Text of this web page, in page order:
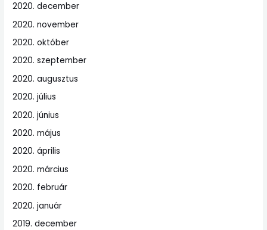
2020. december
2020. november
2020. október
2020. szeptember
2020. augusztus
2020. július
2020. június
2020. május
2020. április
2020. március
2020. február
2020. január
2019. december